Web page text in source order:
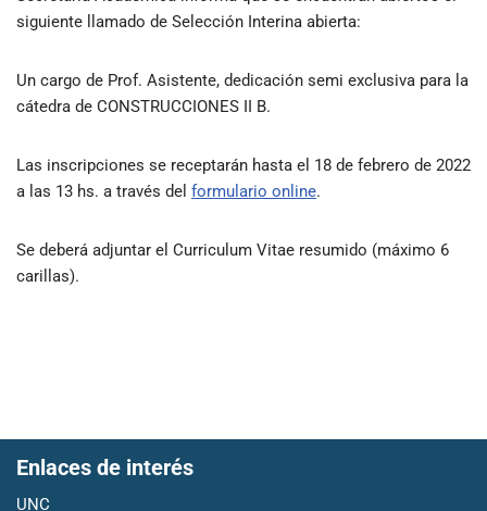
siguiente llamado de Selección Interina abierta:
Un cargo de Prof. Asistente, dedicación semi exclusiva para la
cátedra de CONSTRUCCIONES II B.
Las inscripciones se receptarán hasta el 18 de febrero de 2022
a las 13 hs. a través del formulario online.
Se deberá adjuntar el Curriculum Vitae resumido (máximo 6
carillas).
Enlaces de interés
UNC